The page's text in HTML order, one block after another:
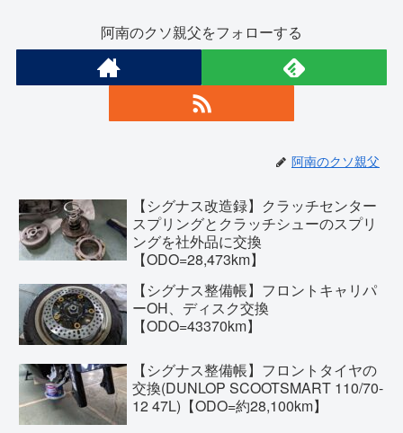
阿南のクソ親父をフォローする
阿南のクソ親父
【シグナス改造録】クラッチセンター
スプリングとクラッチシューのスプリ
ングを社外品に交換
【ODO=28,473km】
【シグナス整備帳】フロントキャリパ
ーOH、ディスク交換
【ODO=43370km】
【シグナス整備帳】フロントタイヤの
交換(DUNLOP SCOOTSMART 110/70-
12 47L)【ODO=約28,100km】